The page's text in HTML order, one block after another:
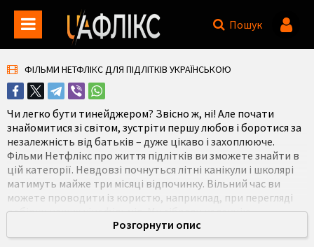
Пошук
ФІЛЬМИ НЕТФЛІКС ДЛЯ ПІДЛІТКІВ УКРАЇНСЬКОЮ
Чи легко бути тинейджером? Звісно ж, ні! Але почати
знайомитися зі світом, зустріти першу любов і боротися за
незалежність від батьків – дуже цікаво і захоплююче.
Фільми Нетфлікс про життя підлітків ви зможете знайти в
цій категорії. Невдовзі почнуться літні канікули і школярі
матимуть майже три місяці відпочинку. Вільний час ви
можете проводити із користю, наприклад, при перегляді
добірки наших кінофільмів. Ми зібрали колекцію
популярних стрічок, обов'язкових для перегляду для осіб
віком від дванадцяти до сімнадцяти років.
Розгорнути опис